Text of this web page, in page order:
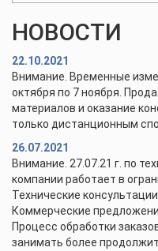
НОВОСТИ
22.10.2021
Внимание. Временные
октября по 7 ноября.
материалов и оказание
только дистанционным
26.07.2021
Внимание. 27.07.21 г. по
компании работает в
Технические
Коммерческие
Процесс обработки
занимать более